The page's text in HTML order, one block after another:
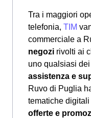
Tra i maggiori
telefonia, TIM
commerciale a
negozi rivolti ai
uno qualsiasi dei
assistenza e
Ruvo di Puglia
tematiche
offerte e